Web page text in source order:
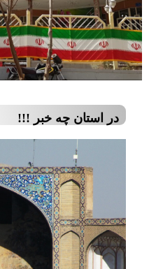
در استان چه خبر !!!